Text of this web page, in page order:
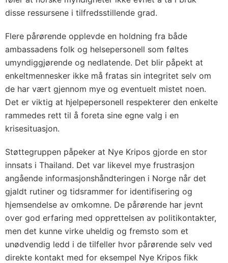
disse ressursene i tilfredsstillende grad.
Flere pårørende opplevde en holdning fra både
ambassadens folk og helsepersonell som føltes
umyndiggjørende og nedlatende. Det blir påpekt at
enkeltmennesker ikke må fratas sin integritet selv om
de har vært gjennom mye og eventuelt mistet noen.
Det er viktig at hjelpepersonell respekterer den enkelte
rammedes rett til å foreta sine egne valg i en
krisesituasjon.
Støttegruppen påpeker at Nye Kripos gjorde en stor
innsats i Thailand. Det var likevel mye frustrasjon
angående informasjonshåndteringen i Norge når det
gjaldt rutiner og tidsrammer for identifisering og
hjemsendelse av omkomne. De pårørende har jevnt
over god erfaring med opprettelsen av politikontakter,
men det kunne virke uheldig og fremsto som et
unødvendig ledd i de tilfeller hvor pårørende selv ved
direkte kontakt med for eksempel Nye Kripos fikk